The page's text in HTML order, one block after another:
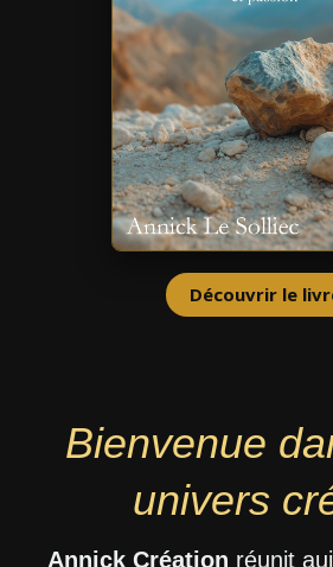
Découvrir le
Bienvenue
univers
Annick Création réunit